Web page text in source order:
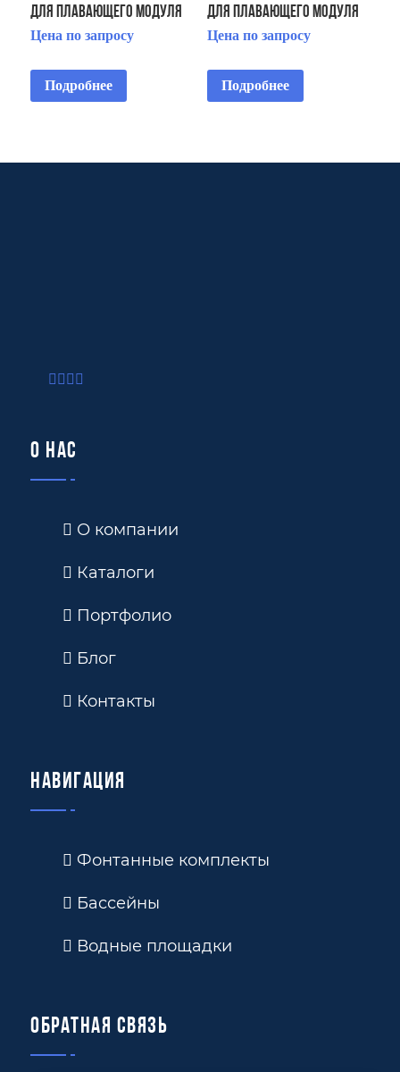
для плавающего модуля
Floating Fountain 5 HP
Цена по запросу
Подробнее
для плавающего модуля
Floating Display Aerator 7
Цена по запросу
Подробнее
О нас
О компании
Каталоги
Портфолио
Блог
Контакты
Навигация
Фонтанные комплекты
Бассейны
Водные площадки
Обратная связь